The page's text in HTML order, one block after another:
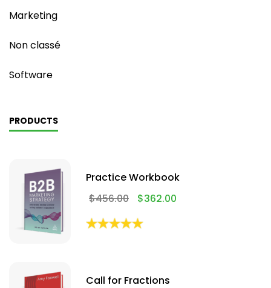
Marketing
Non classé
Software
PRODUCTS
Practice Workbook
$456.00 $362.00
Call for Fractions